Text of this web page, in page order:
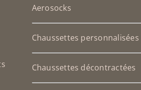
Aerosocks
Chaussettes personnalisées
Chaussettes décontractées